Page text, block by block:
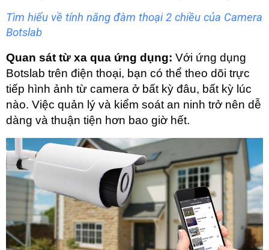
Tìm hiểu về tính năng đàm thoại 2 chiều của Camera
Botslab
Quan sát từ xa qua ứng dụng: Với ứng dụng
Botslab trên điện thoại, bạn có thể theo dõi trực
tiếp hình ảnh từ camera ở bất kỳ đâu, bất kỳ lúc
nào. Việc quản lý và kiểm soát an ninh trở nên dễ
dàng và thuận tiện hơn bao giờ hết.